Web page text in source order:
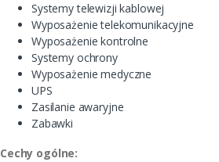
Systemy telewizji kablowej
Wyposażenie telekomunikacyjne
Wyposażenie kontrolne
Systemy ochrony
Wyposażenie medyczne
UPS
Zasilanie awaryjne
Zabawki
Cechy ogólne: